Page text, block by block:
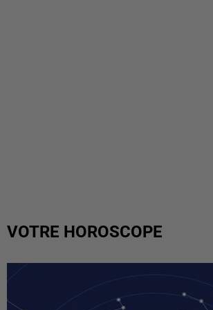
VOTRE HOROSCOPE